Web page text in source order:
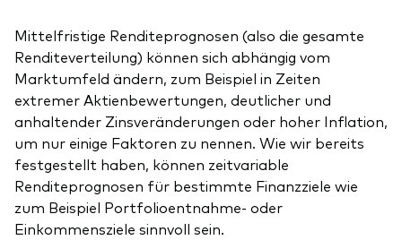
Mittelfristige Renditeprognosen (also die gesamte
Renditeverteilung) können sich abhängig vom
Marktumfeld ändern, zum Beispiel in Zeiten
extremer Aktienbewertungen, deutlicher und
anhaltender Zinsveränderungen oder hoher Inflation,
um nur einige Faktoren zu nennen. Wie wir bereits
festgestellt haben, können zeitvariable
Renditeprognosen für bestimmte Finanzziele wie
zum Beispiel Portfolioentnahme- oder
Einkommensziele sinnvoll sein.